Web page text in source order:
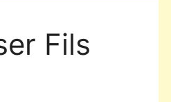
Fils